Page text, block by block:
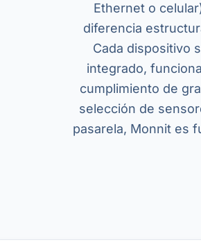
Ethernet o
diferencia
Cada dispositivo
integrado,
cumplimiento de
selección de
pasarela, Monnit es